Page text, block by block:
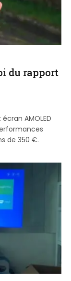
du rapport
AMOLED
de 350 €.